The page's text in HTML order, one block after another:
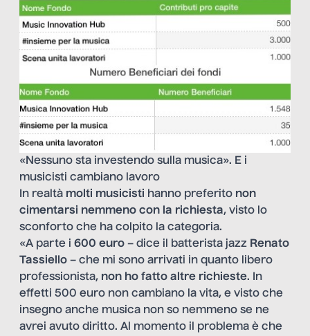
«Nessuno sta investendo sulla musica». E i
musicisti cambiano lavoro
In realtà molti musicisti hanno preferito non
cimentarsi nemmeno con la richiesta, visto lo
sconforto che ha colpito la categoria.
«A parte i 600 euro – dice il batterista jazz Renato
Tassiello – che mi sono arrivati in quanto libero
professionista, non ho fatto altre richieste. In
effetti 500 euro non cambiano la vita, e visto che
insegno anche musica non so nemmeno se ne
avrei avuto diritto. Al momento il problema è che